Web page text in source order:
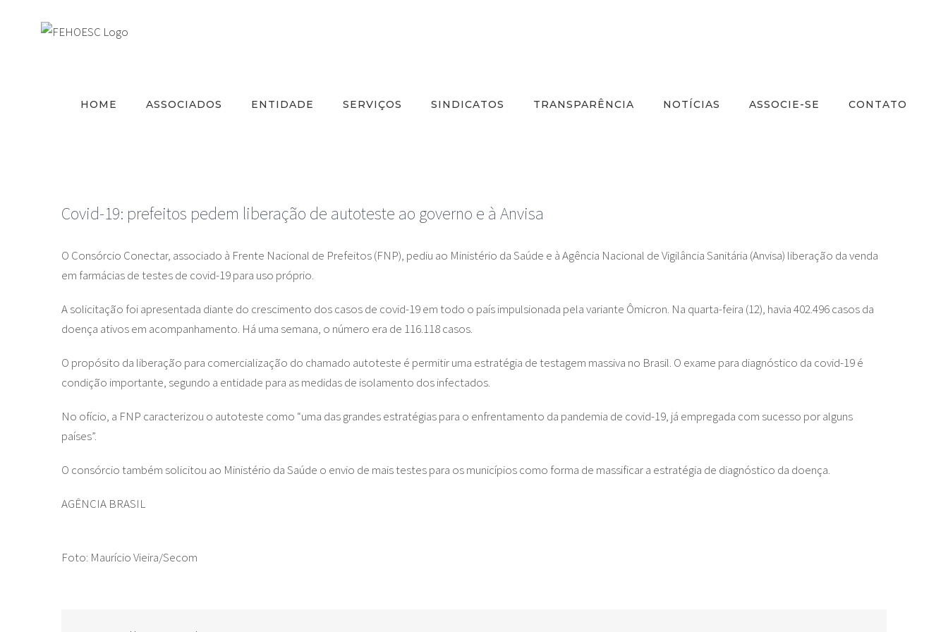
HOME ASSOCIADOS ENTIDADE SERVIÇOS SINDICATOS TRANSPARÊNCIA NOTÍCIAS ASSOCIE-SE CONTATO
Covid-19: prefeitos pedem liberação de autoteste ao governo e à Anvisa
O Consórcio Conectar, associado à Frente Nacional de Prefeitos (FNP), pediu ao Ministério da Saúde e à Agência Nacional de Vigilância Sanitária (Anvisa) liberação da venda
em farmácias de testes de covid-19 para uso próprio.
A solicitação foi apresentada diante do crescimento dos casos de covid-19 em todo o país impulsionada pela variante Ômicron. Na quarta-feira (12), havia 402.496 casos da
doença ativos em acompanhamento. Há uma semana, o número era de 116.118 casos.
O propósito da liberação para comercialização do chamado autoteste é permitir uma estratégia de testagem massiva no Brasil. O exame para diagnóstico da covid-19 é
condição importante, segundo a entidade para as medidas de isolamento dos infectados.
No ofício, a FNP caracterizou o autoteste como “uma das grandes estratégias para o enfrentamento da pandemia de covid-19, já empregada com sucesso por alguns
países”.
O consórcio também solicitou ao Ministério da Saúde o envio de mais testes para os municípios como forma de massificar a estratégia de diagnóstico da doença.
AGÊNCIA BRASIL
Foto: Maurício Vieira/Secom